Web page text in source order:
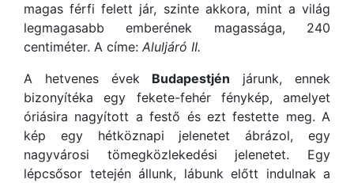
magas férfi felett jár, szinte akkora, mint a világ
legmagasabb emberének magassága, 240
centiméter. A címe: Aluljáró II.
A hetvenes évek Budapestjén járunk, ennek
bizonyítéka egy fekete-fehér fénykép, amelyet
óriásira nagyított a festő és ezt festette meg. A
kép egy hétköznapi jelenetet ábrázol, egy
nagyvárosi tömegközlekedési jelenetet. Egy
lépcsősor tetején állunk, lábunk előtt indulnak a